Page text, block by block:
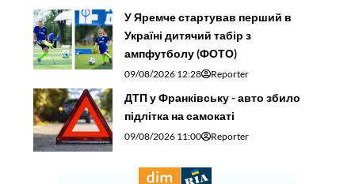
У Яремче стартував перший в
Україні дитячий табір з
ампфутболу (ФОТО)
09/08/2026 12:28 Reporter
ДТП у Франківську - авто збило
підлітка на самокаті
09/08/2026 11:00 Reporter